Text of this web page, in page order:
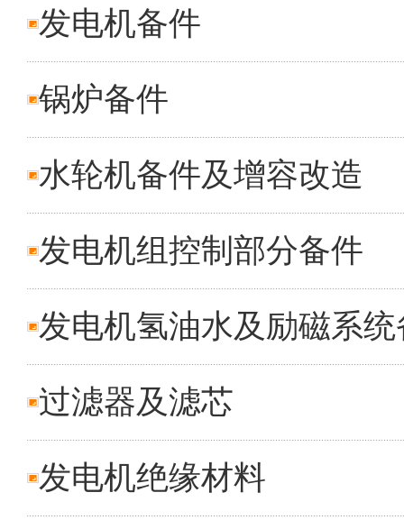
发电机备件
锅炉备件
水轮机备件及增容改造
发电机组控制部分备件
发电机氢油水及励磁系统
过滤器及滤芯
发电机绝缘材料